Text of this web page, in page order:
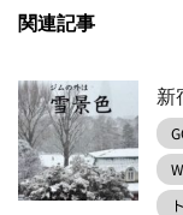
関連記事
新